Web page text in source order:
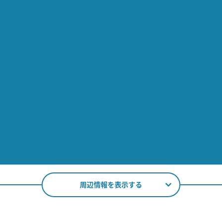
周辺情報を表示する